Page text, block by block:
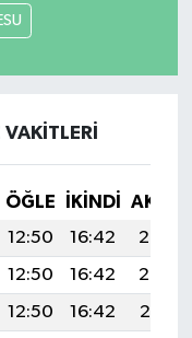
ÖĞLE İKINDI
12:50 16:42
20:03
12:50 16:42
20:02
12:50 16:42
20:01